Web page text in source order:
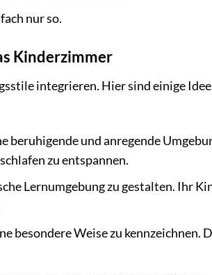
nur so.
Kinderzimmer
integrieren. Hier sind einige
und anregende
zu entspannen.
Lernumgebung zu gestalten. Ihr
besondere Weise zu kennzeichnen.